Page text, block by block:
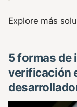
Explore más
5 formas de
verificación